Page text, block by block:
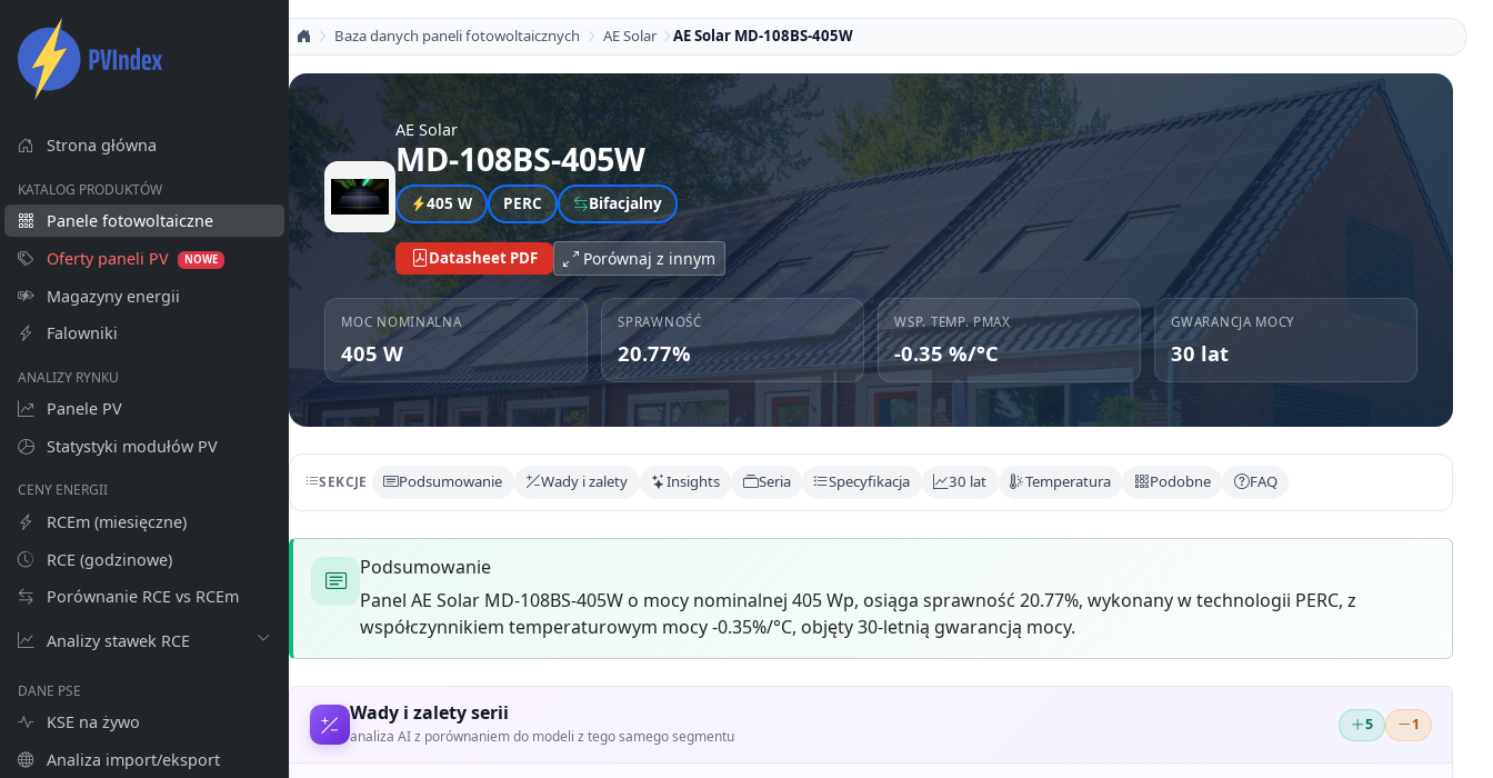
Strona główna
KATALOG PRODUKTÓW
Panele fotowoltaiczne
Oferty paneli PV
NOWE
Magazyny energii
Falowniki
ANALIZY RYNKU
Panele PV
Statystyki modułów PV
CENY ENERGII
RCEm (miesięczne)
RCE (godzinowe)
Porównanie RCE vs RCEm
Analizy stawek RCE
DANE PSE
KSE na żywo
Analiza import/eksport
Baza danych paneli fotowoltaicznych AE Solar AE Solar MD-108BS-405W
AE Solar
MD-108BS-405W
405 W PERC Bifacjalny
Datasheet PDF Porównaj z innym
MOC NOMINALNA
405 W
SPRAWNOŚĆ
20.77%
WSP. TEMP. PMAX
-0.35 %/°C
GWARANCJA MOCY
30 lat
SEKCJE Podsumowanie Wady i zalety Insights Seria Specyfikacja 30 lat Temperatura Podobne FAQ
Podsumowanie
Panel AE Solar MD-108BS-405W o mocy nominalnej 405 Wp, osiąga sprawność 20.77%, wykonany w technologii PERC, z
współczynnikiem temperaturowym mocy -0.35%/°C, objęty 30-letnią gwarancją mocy.
Wady i zalety serii
analiza AI z porównaniem do modeli z tego samego segmentu
5 1